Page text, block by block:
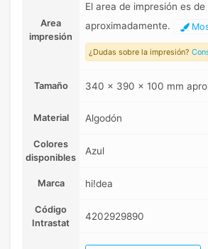
Area
impresión
El area de impresión es
aproximadamente.
¿Dudas sobre la impresión?
Tamaño 340 x 390 x 100 mm
Material Algodón
Colores
disponibles
Azul
Marca hi!dea
Código
Intrastat
4202929890